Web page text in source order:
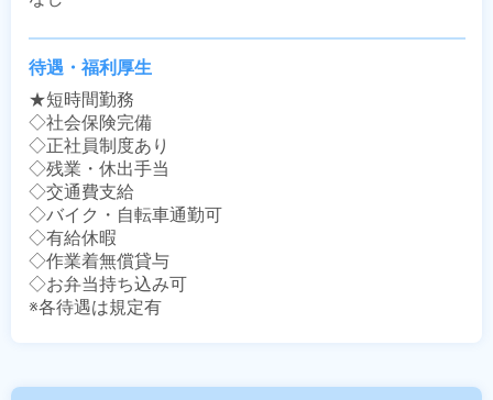
待遇・福利厚生
★短時間勤務
◇社会保険完備
◇正社員制度あり
◇残業・休出手当
◇交通費支給
◇バイク・自転車通勤可
◇有給休暇
◇作業着無償貸与
◇お弁当持ち込み可
※各待遇は規定有